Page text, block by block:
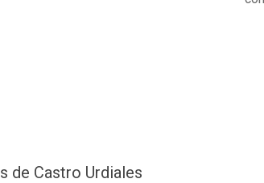
de Castro Urdiales